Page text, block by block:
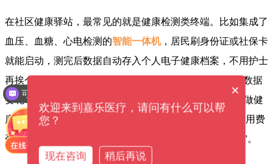
在社区健康驿站，最常见的就是健康检测类终端。比如集成了
血压、血糖、心电检测的智能一体机，居民刷身份证或社保卡
就能启动，测完后数据自动存入个人电子健康档案，不用护士
再挨个录入。北京某社区的张护士说：“以前一天记50份数据
要花1小时，现在终端自动同步，省出的时间能多帮老人做健
康指导。” 有些终端还带语音解读功能，老人拿到报告不用费
劲看文字，机器会直接说“血压正常，建议每天走6000步”。
×
欢迎来到嘉乐医疗，请问有什么可以帮
您？
现在咨询 稍后再说